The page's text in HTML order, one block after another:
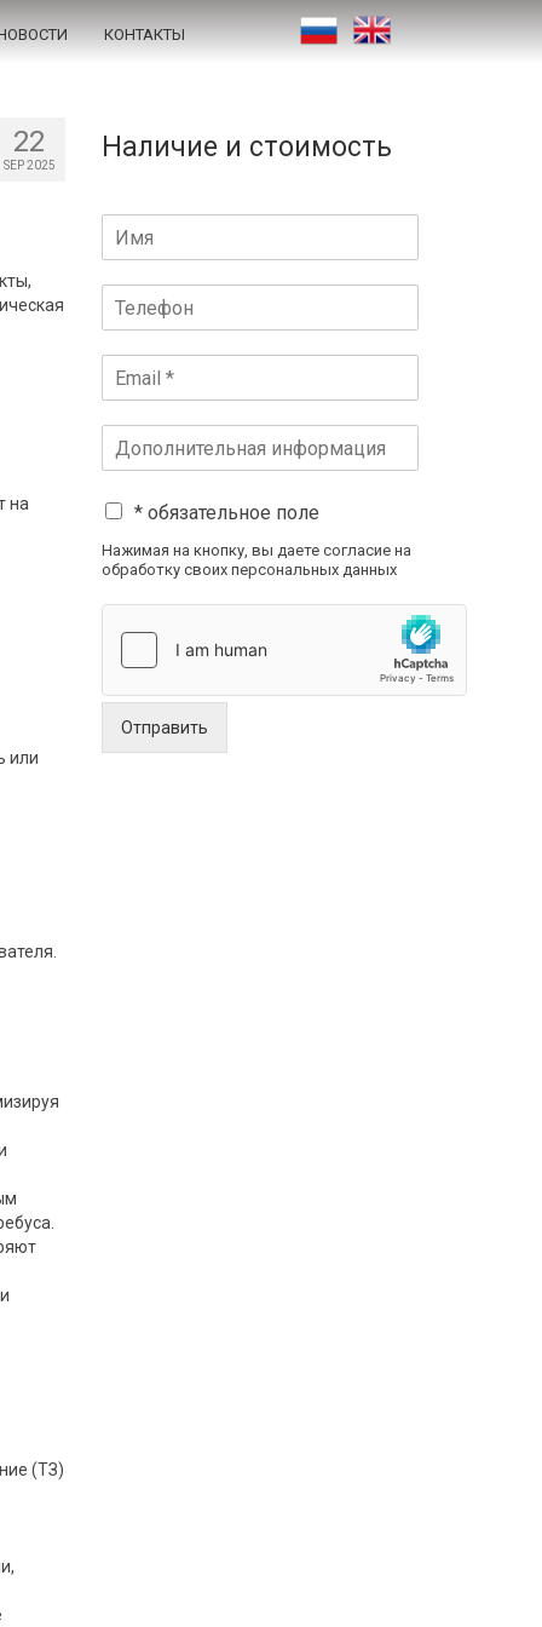
КОНТАКТЫ
22
SEP 2025
на
или
(ТЗ)
Наличие и стоимость
* обязательное поле
Нажимая на кнопку, вы даете согласие на
обработку своих персональных данных
Отправить